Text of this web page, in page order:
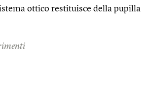
ottico restituisce della pupilla